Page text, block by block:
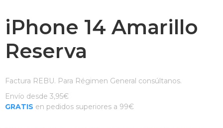
iPhone 14 Amarillo
Reserva
Factura REBU. Para Régimen General consúltanos.
Envío desde 3,95€
GRATIS en pedidos superiores a 99€